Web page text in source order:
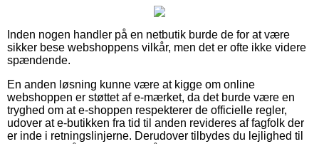
Inden nogen handler på en netbutik burde de for at være
sikker bese webshoppens vilkår, men det er ofte ikke videre
spændende.
En anden løsning kunne være at kigge om online
webshoppen er støttet af e-mærket, da det burde være en
tryghed om at e-shoppen respekterer de officielle regler,
udover at e-butikken fra tid til anden revideres af fagfolk der
er inde i retningslinjerne. Derudover tilbydes du lejlighed til